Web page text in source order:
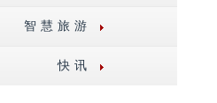
智慧旅游
快讯